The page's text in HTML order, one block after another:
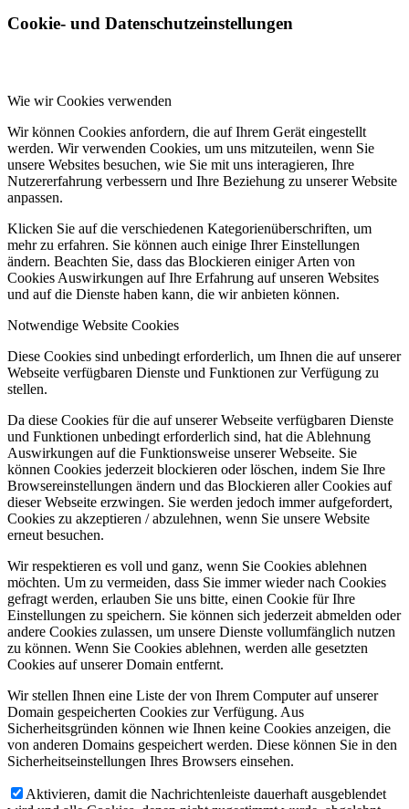
Cookie- und Datenschutzeinstellungen
Wie wir Cookies verwenden
Wir können Cookies anfordern, die auf Ihrem Gerät eingestellt
werden. Wir verwenden Cookies, um uns mitzuteilen, wenn Sie
unsere Websites besuchen, wie Sie mit uns interagieren, Ihre
Nutzererfahrung verbessern und Ihre Beziehung zu unserer Website
anpassen.
Klicken Sie auf die verschiedenen Kategorienüberschriften, um
mehr zu erfahren. Sie können auch einige Ihrer Einstellungen
ändern. Beachten Sie, dass das Blockieren einiger Arten von
Cookies Auswirkungen auf Ihre Erfahrung auf unseren Websites
und auf die Dienste haben kann, die wir anbieten können.
Notwendige Website Cookies
Diese Cookies sind unbedingt erforderlich, um Ihnen die auf unserer
Webseite verfügbaren Dienste und Funktionen zur Verfügung zu
stellen.
Da diese Cookies für die auf unserer Webseite verfügbaren Dienste
und Funktionen unbedingt erforderlich sind, hat die Ablehnung
Auswirkungen auf die Funktionsweise unserer Webseite. Sie
können Cookies jederzeit blockieren oder löschen, indem Sie Ihre
Browsereinstellungen ändern und das Blockieren aller Cookies auf
dieser Webseite erzwingen. Sie werden jedoch immer aufgefordert,
Cookies zu akzeptieren / abzulehnen, wenn Sie unsere Website
erneut besuchen.
Wir respektieren es voll und ganz, wenn Sie Cookies ablehnen
möchten. Um zu vermeiden, dass Sie immer wieder nach Cookies
gefragt werden, erlauben Sie uns bitte, einen Cookie für Ihre
Einstellungen zu speichern. Sie können sich jederzeit abmelden oder
andere Cookies zulassen, um unsere Dienste vollumfänglich nutzen
zu können. Wenn Sie Cookies ablehnen, werden alle gesetzten
Cookies auf unserer Domain entfernt.
Wir stellen Ihnen eine Liste der von Ihrem Computer auf unserer
Domain gespeicherten Cookies zur Verfügung. Aus
Sicherheitsgründen können wie Ihnen keine Cookies anzeigen, die
von anderen Domains gespeichert werden. Diese können Sie in den
Sicherheitseinstellungen Ihres Browsers einsehen.
Aktivieren, damit die Nachrichtenleiste dauerhaft ausgeblendet